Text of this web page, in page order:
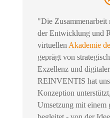
"Die
der Entwicklung und
virtuellen Akademie
geprägt von
Exzellenz und
REINVENTIS hat
Konzeption
Umsetzung mit